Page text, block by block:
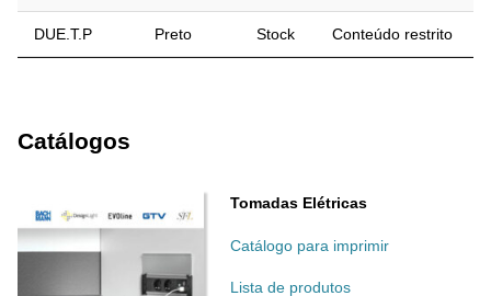
DUE.T.P Preto Stock Conteúdo restrito
Catálogos
Tomadas Elétricas
Catálogo para imprimir
Lista de produtos